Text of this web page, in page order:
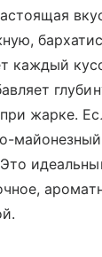
каждый
жарке.